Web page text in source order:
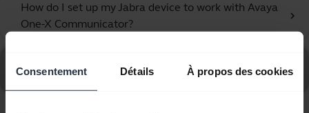
Consentement Détails À propos des cookies
How do I set up my Jabra device to work with Avaya
One-X Communicator?
chevron_right
Biz 2400 II QD Mono NC 3 in 1